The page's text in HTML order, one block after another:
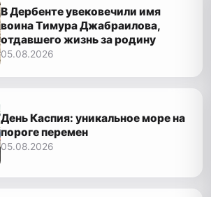
В Дербенте увековечили имя
воина Тимура Джабраилова,
отдавшего жизнь за родину
05.08.2026
День Каспия: уникальное море на
пороге перемен
05.08.2026